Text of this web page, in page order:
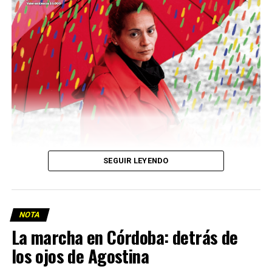
Descargar la Mu en PDF
Viaje a la vida en el Delta: Y la nave
SEGUIR LEYENDO
NOTA
La marcha en Córdoba: detrás de
los ojos de Agostina